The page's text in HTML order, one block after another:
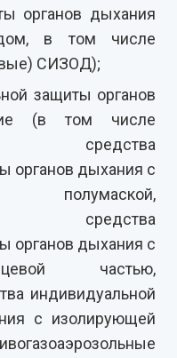
органов дыхания
в том числе
СИЗОД);
защиты органов
(в том числе
средства
органов дыхания с
средства
органов дыхания с
частью,
индивидуальной
с изолирующей